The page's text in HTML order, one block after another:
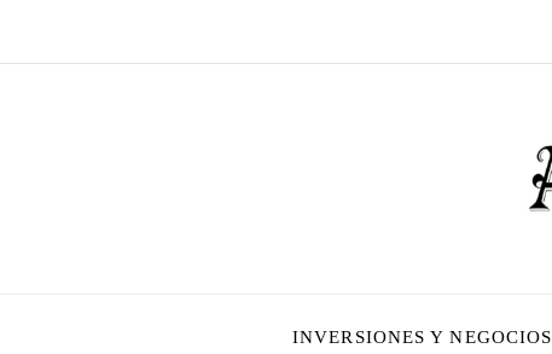
INVERSIONES Y NEGOCIOS